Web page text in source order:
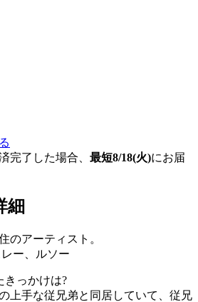
完了した場合、 最短8/18(火)にお届
細
のアーティスト。
ー、ルソー
きっかけは?
上手な従兄弟と同居していて、従兄